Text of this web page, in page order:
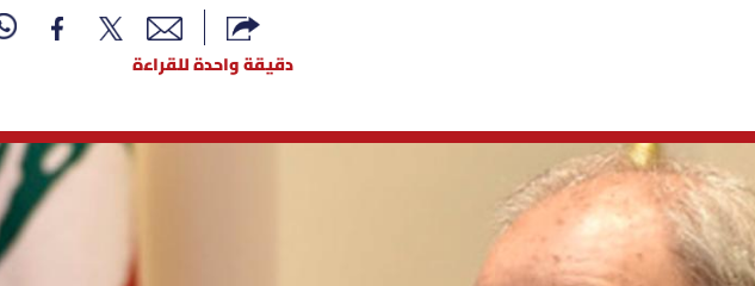
دقيقة واحدة للقراءة